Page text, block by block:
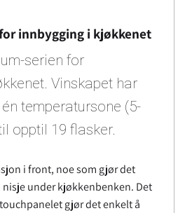
innbygging i kjøkkenet
serien for
Vinskapet har
temperatursone (5-
opptil 19 flasker.
i front, noe som gjør det
nisje under kjøkkenbenken. Det
gjør det enkelt å